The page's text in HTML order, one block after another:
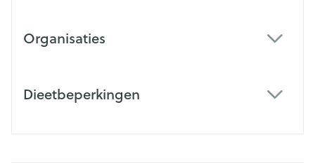
Organisaties
Dieetbeperkingen